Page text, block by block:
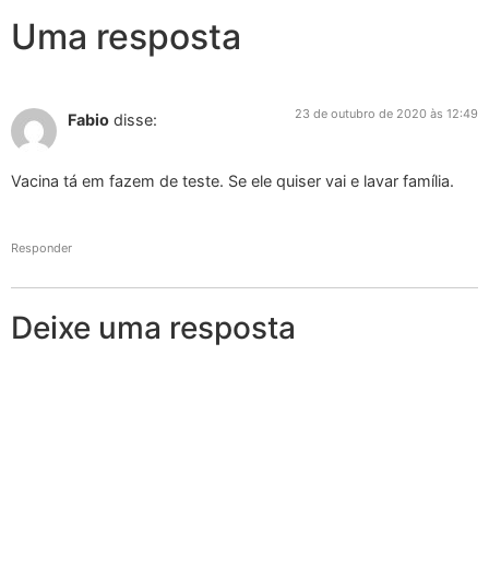
Uma resposta
Fabio disse: 23 de outubro de 2020 às 12:49
Vacina tá em fazem de teste. Se ele quiser vai e lavar família.
Responder
Deixe uma resposta